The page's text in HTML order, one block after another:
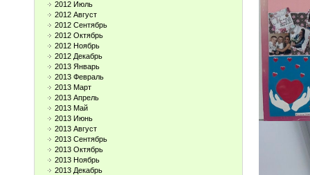
2012 Июль
2012 Август
2012 Сентябрь
2012 Октябрь
2012 Ноябрь
2012 Декабрь
2013 Январь
2013 Февраль
2013 Март
2013 Апрель
2013 Май
2013 Июнь
2013 Август
2013 Сентябрь
2013 Октябрь
2013 Ноябрь
2013 Декабрь